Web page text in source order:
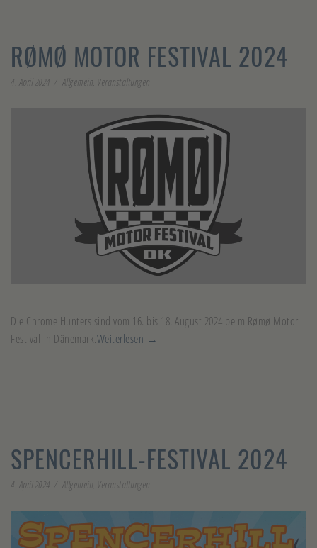
RØMØ MOTOR FESTIVAL 2024
4. April 2024 Allgemein Veranstaltungen
Die Chrome Hunters sind vom 16. bis 18. August 2024 beim Rømø Motor
Festival in Dänemark.Weiterlesen →
SPENCERHILL-FESTIVAL 2024
4. April 2024 Allgemein, Veranstaltungen